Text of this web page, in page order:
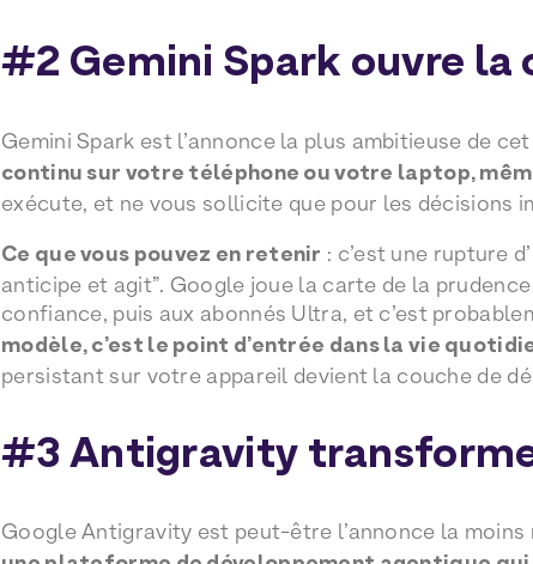
#2 Gemini Spark ouvre la
Gemini Spark est l’annonce la plus ambitieuse de
continu sur votre téléphone ou votre laptop,
exécute, et ne vous sollicite que pour les décisions
Ce que vous pouvez en retenir : c’est une rupture
anticipe et agit”. Google joue la carte de la
confiance, puis aux abonnés Ultra, et c’est
modèle, c’est le point d’entrée dans la vie
persistant sur votre appareil devient la couche de
#3 Antigravity
Google Antigravity est peut-être l’annonce la